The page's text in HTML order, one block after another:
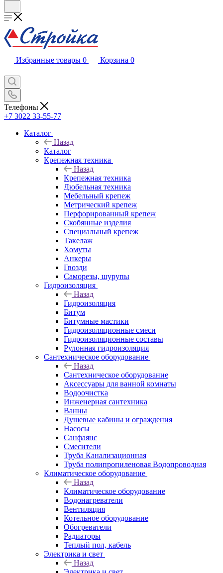
Избранные товары 0 Корзина 0
Телефоны
+7 3022 33-55-77
Каталог
Назад
Каталог
Крепежная техника
Назад
Крепежная техника
Дюбельная техника
Мебельный крепеж
Метрический крепеж
Перфорированный крепеж
Скобянные изделия
Специальный крепеж
Такелаж
Хомуты
Анкеры
Гвозди
Саморезы, шурупы
Гидроизоляция
Назад
Гидроизоляция
Битум
Битумные мастики
Гидроизоляционные смеси
Гидроизоляционные составы
Рулонная гидроизоляция
Сантехническое оборудование
Назад
Сантехническое оборудование
Аксессуары для ванной комнаты
Водоочистка
Инженерная сантехника
Ванны
Душевые кабины и ограждения
Насосы
Санфаянс
Смесители
Труба Канализационная
Труба полипропиленовая Водопроводная
Климатическое оборудование
Назад
Климатическое оборудование
Водонагреватели
Вентиляция
Котельное оборудование
Обогреватели
Радиаторы
Теплый пол, кабель
Электрика и свет
Назад